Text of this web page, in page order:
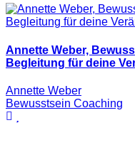
Annette Weber,
Begleitung für deine
Annette Weber
Bewusstsein Coaching